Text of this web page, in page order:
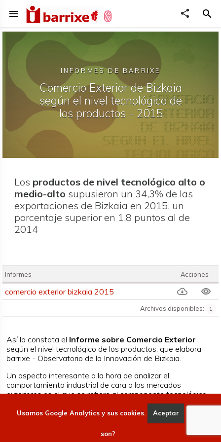
menu share search
INFORMES DE BARRIXE
Comercio Exterior de Bizkaia
según el nivel tecnológico de
los productos - 2015
Los productos de nivel tecnológico alto o
medio-alto supusieron un 34,3% de las
exportaciones de Bizkaia en 2015, un
porcentaje superior en 1,8 puntos al de
2014
Informes Acciones
Archivos disponibles: 1
comercio exterior bizkaia 2015
Así lo constata el Informe sobre Comercio Exterior
según el nivel tecnológico de los productos, que elabora
barrixe - Observatorio de la Innovación de Bizkaia.
Un aspecto interesante a la hora de analizar el
comportamiento industrial de cara a los mercados
exteriores es el que se refiere al componente tecnológico
tanto de los productos exportados como los importados. El
estudio divide en cuatro categorías el nivel tecnológico
empresarial: alto, medio alto, medio bajo y bajo.
exportación de productos de nivel tecnológico alto
Usamos Google Analytics y sus cookies. Aceptar
son?